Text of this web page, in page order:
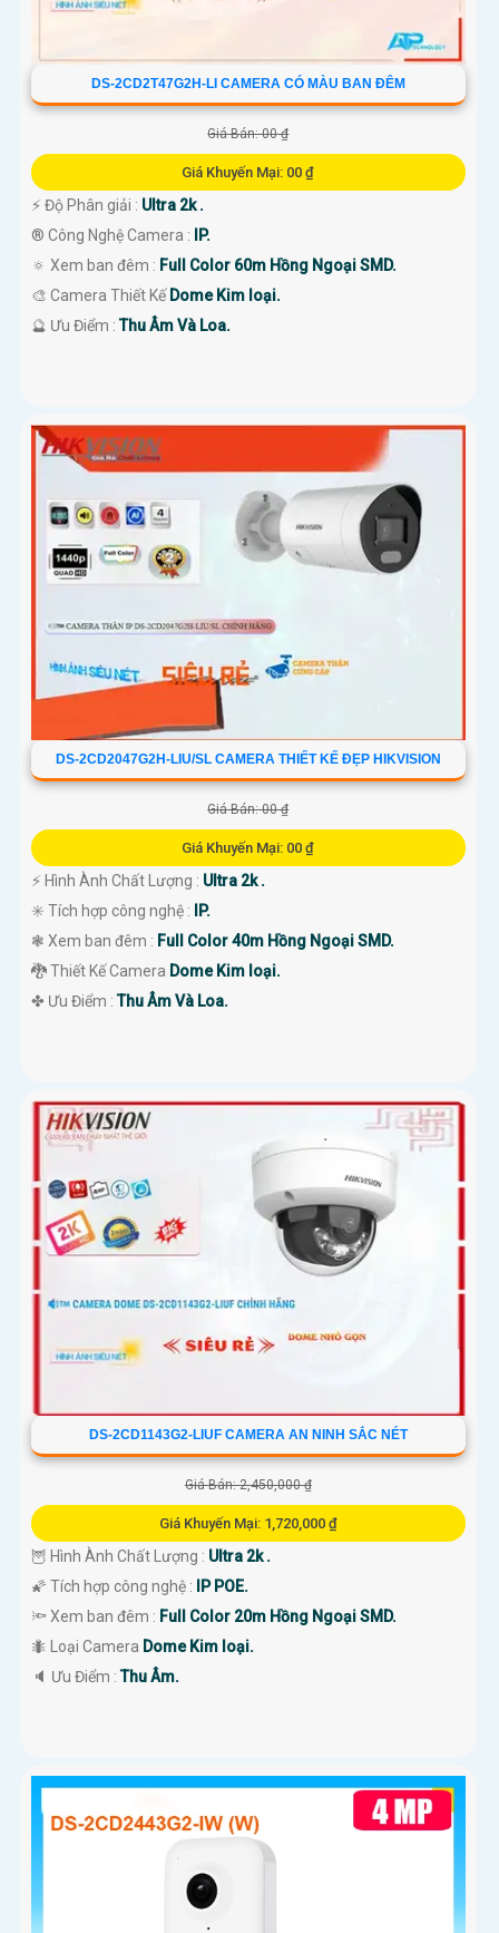
DS-2CD2T47G2H-LI CAMERA CÓ MÀU BAN ĐÊM
Giá Bán: 00 ₫
Giá Khuyến Mại: 00 ₫
️⚡ Độ Phân giải : Ultra 2k .
®️ Công Nghệ Camera :
IP.
🔅 Xem ban đêm : Full Color 60m Hồng Ngoại SMD.
🎨 Camera Thiết Kế Dome Kim loại.
️🔮 Ưu Điểm :Thu Âm Và Loa.
DS-2CD2047G2H-LIU/SL CAMERA THIẾT KẾ ĐẸP HIKVISION
Giá Bán: 00 ₫
Giá Khuyến Mại: 00 ₫
️⚡ Hình Ành Chất Lượng : Ultra 2k .
✳️ Tích hợp công nghệ :
IP.
❃ Xem ban đêm : Full Color 40m Hồng Ngoại SMD.
🐉️ Thiết Kế Camera Dome Kim loại.
️✤ Ưu Điểm :Thu Âm Và Loa.
DS-2CD1143G2-LIUF CAMERA AN NINH SẮC NÉT
Giá Bán: 2,450,000 ₫
Giá Khuyến Mại: 1,720,000 ₫
🦉 Hình Ành Chất Lượng : Ultra 2k .
🌠 Tích hợp công nghệ :
IP POE.
🔦 Xem ban đêm : Full Color 20m Hồng Ngoại SMD.
🐜 Loại Camera Dome Kim loại.
️🔈 Ưu Điểm :Thu Âm.